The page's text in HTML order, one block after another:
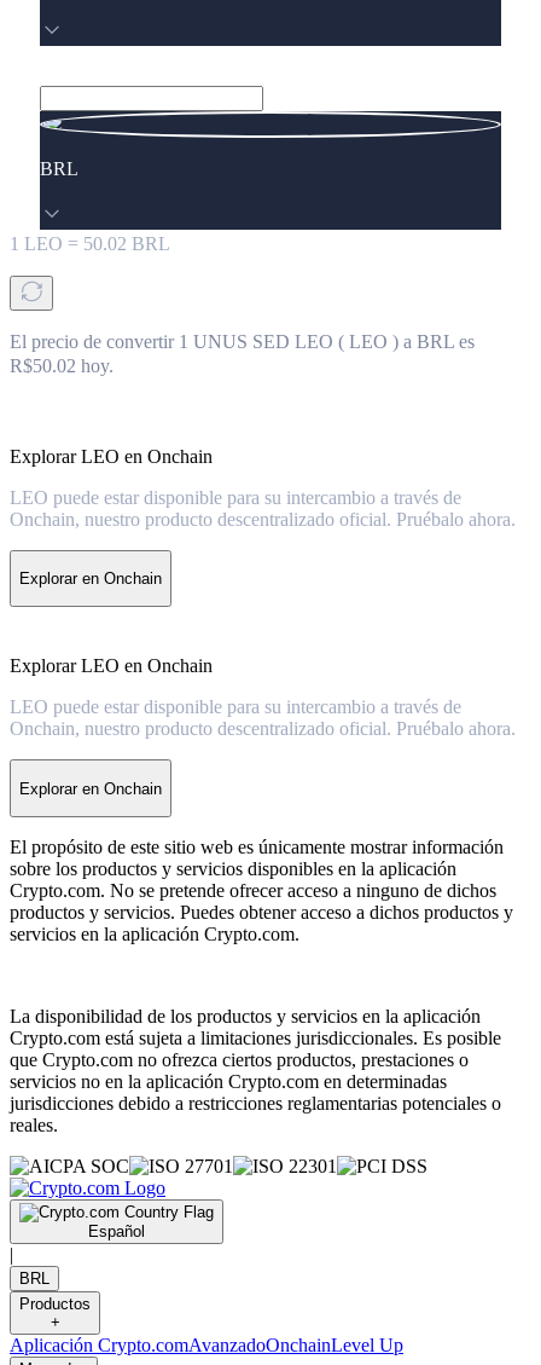
BRL
1 LEO = 50.02 BRL
El precio de convertir 1 UNUS SED LEO ( LEO ) a BRL es
R$50.02 hoy.
Explorar LEO en Onchain
LEO puede estar disponible para su intercambio a través de
Onchain, nuestro producto descentralizado oficial. Pruébalo ahora.
Explorar en Onchain
Explorar LEO en Onchain
LEO puede estar disponible para su intercambio a través de
Onchain, nuestro producto descentralizado oficial. Pruébalo ahora.
Explorar en Onchain
El propósito de este sitio web es únicamente mostrar información
sobre los productos y servicios disponibles en la aplicación
Crypto.com. No se pretende ofrecer acceso a ninguno de dichos
productos y servicios. Puedes obtener acceso a dichos productos y
servicios en la aplicación Crypto.com.
La disponibilidad de los productos y servicios en la aplicación
Crypto.com está sujeta a limitaciones jurisdiccionales. Es posible
que Crypto.com no ofrezca ciertos productos, prestaciones o
servicios no en la aplicación Crypto.com en determinadas
jurisdicciones debido a restricciones reglamentarias potenciales o
reales.
Español
|
BRL
Productos
+
Aplicación Crypto.comAvanzadoOnchainLevel Up